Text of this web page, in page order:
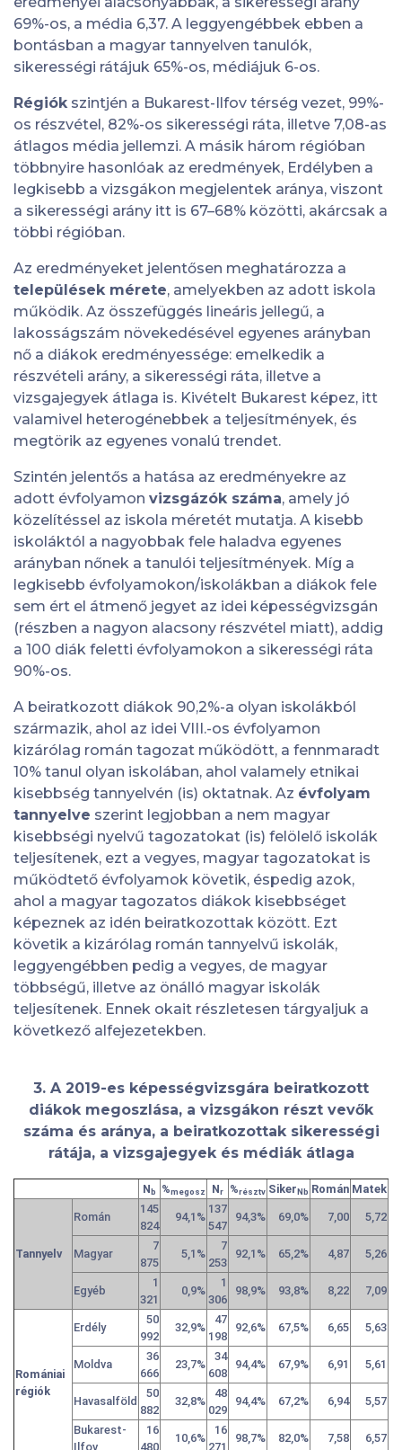
69%-os, a média 6,37. A leggyengébbek ebben a
bontásban a magyar tannyelven tanulók,
sikerességi rátájuk 65%-os, médiájuk 6-os.
Régiók szintjén a Bukarest-Ilfov térség vezet, 99%-
os részvétel, 82%-os sikerességi ráta, illetve 7,08-as
átlagos média jellemzi. A másik három régióban
többnyire hasonlóak az eredmények, Erdélyben a
legkisebb a vizsgákon megjelentek aránya, viszont
a sikerességi arány itt is 67–68% közötti, akárcsak a
többi régióban.
Az eredményeket jelentősen meghatározza a
települések mérete, amelyekben az adott iskola
működik. Az összefüggés lineáris jellegű, a
lakosságszám növekedésével egyenes arányban
nő a diákok eredményessége: emelkedik a
részvételi arány, a sikerességi ráta, illetve a
vizsgajegyek átlaga is. Kivételt Bukarest képez, itt
valamivel heterogénebbek a teljesítmények, és
megtörik az egyenes vonalú trendet.
Szintén jelentős a hatása az eredményekre az
adott évfolyamon vizsgázók száma, amely jó
közelítéssel az iskola méretét mutatja. A kisebb
iskoláktól a nagyobbak fele haladva egyenes
arányban nőnek a tanulói teljesítmények. Míg a
legkisebb évfolyamokon/iskolákban a diákok fele
sem ért el átmenő jegyet az idei képességvizsgán
(részben a nagyon alacsony részvétel miatt), addig
a 100 diák feletti évfolyamokon a sikerességi ráta
90%-os.
A beiratkozott diákok 90,2%-a olyan iskolákból
származik, ahol az idei VIII.-os évfolyamon
kizárólag román tagozat működött, a fennmaradt
10% tanul olyan iskolában, ahol valamely etnikai
kisebbség tannyelvén (is) oktatnak. Az évfolyam
tannyelve szerint legjobban a nem magyar
kisebbségi nyelvű tagozatokat (is) felölelő iskolák
teljesítenek, ezt a vegyes, magyar tagozatokat is
működtető évfolyamok követik, éspedig azok,
ahol a magyar tagozatos diákok kisebbséget
képeznek az idén beiratkozottak között. Ezt
követik a kizárólag román tannyelvű iskolák,
leggyengébben pedig a vegyes, de magyar
többségű, illetve az önálló magyar iskolák
teljesítenek. Ennek okait részletesen tárgyaljuk a
következő alfejezetekben.
3. A 2019-es képességvizsgára beiratkozott
diákok megoszlása, a vizsgákon részt vevők
száma és aránya, a beiratkozottak sikerességi
rátája, a vizsgajegyek és médiák átlaga
Nb %megosz Nr %résztv SikerNb Román Matek
Tannyelv
Román
145
824
94,1%
137
547
94,3% 69,0% 7,00 5,72
Magyar
7
875
5,1%
7
253
92,1% 65,2% 4,87 5,26
Egyéb
1
321
0,9%
1
306
98,9% 93,8% 8,22 7,09
Romániai
régiók
Erdély
50
992
32,9%
47
198
92,6% 67,5% 6,65 5,63
Moldva
36
666
23,7%
34
608
94,4% 67,9% 6,91 5,61
Havasalföld
50
882
32,8%
48
029
94,4% 67,2% 6,94 5,57
Bukarest-
Ilfov
16
480
10,6%
16
271
98,7% 82,0% 7,58 6,57